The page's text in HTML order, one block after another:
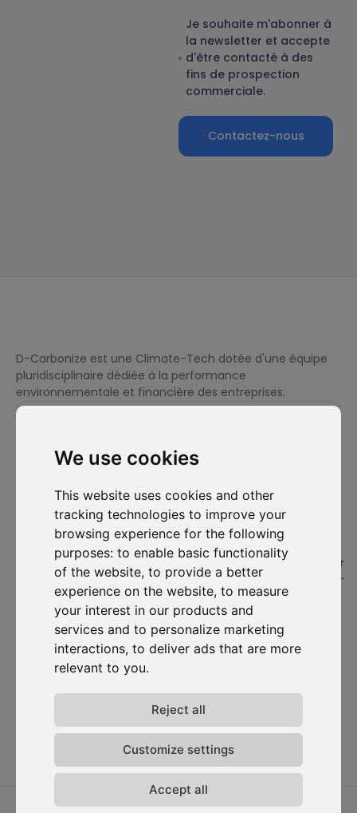
We use cookies
This website uses cookies and other
tracking technologies to improve your
browsing experience for the following
purposes: to enable basic functionality
of the website, to provide a better
experience on the website, to measure
your interest in our products and
services and to personalize marketing
interactions, to deliver ads that are more
relevant to you.
Reject all
Customize settings
Accept all
Je souhaite m'abonner à
la newsletter et accepte
d'être contacté à des
fins de prospection
commerciale.
Contactez-nous
D-Carbonize est une Climate-Tech dotée d'une équipe
pluridisciplinaire dédiée à la performance
environnementale et financière des entreprises.
Je souhaite m'abonner à la newsletter et accepte d'être
contacté à des fins de prospection commerciale.
S'abonner
Solutions
#1. Carbon Cockpit
D-
Carbonize
À propos
Rencontrez
l'équipe
Rejoignez-
nous
conditions
Ressources
Etudes de cas
Blog
Webinaires
Média
Nous
contacter
Contactez-
nous
Cockpit